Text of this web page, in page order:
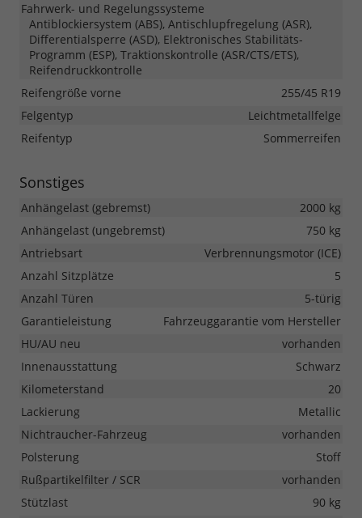
Fahrwerk- und Regelungssysteme
Antiblockiersystem (ABS), Antischlupfregelung (ASR),
Differentialsperre (ASD), Elektronisches Stabilitäts-
Programm (ESP), Traktionskontrolle (ASR/CTS/ETS),
Reifendruckkontrolle
Reifengröße vorne
255/45 R19
Felgentyp
Leichtmetallfelge
Reifentyp
Sommerreifen
Sonstiges
Anhängelast (gebremst)
2000 kg
Anhängelast (ungebremst)
750 kg
Antriebsart
Verbrennungsmotor (ICE)
Anzahl Sitzplätze
5
Anzahl Türen
5-türig
Garantieleistung
Fahrzeuggarantie vom Hersteller
HU/AU neu
vorhanden
Innenausstattung
Schwarz
Kilometerstand
20
Lackierung
Metallic
Nichtraucher-Fahrzeug
vorhanden
Polsterung
Stoff
Rußpartikelfilter / SCR
vorhanden
Stützlast
90 kg